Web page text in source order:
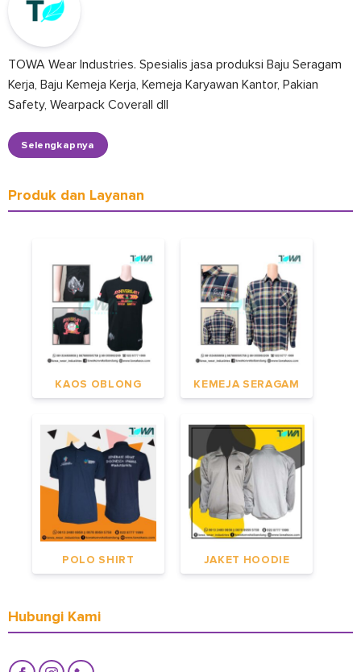
TOWA Wear Industries. Spesialis jasa produksi Baju Seragam
Kerja, Baju Kemeja Kerja, Kemeja Karyawan Kantor, Pakian
Safety, Wearpack Coverall dll
Selengkapnya
Produk dan Layanan
KAOS OBLONG KEMEJA SERAGAM
POLO SHIRT JAKET HOODIE
Hubungi Kami